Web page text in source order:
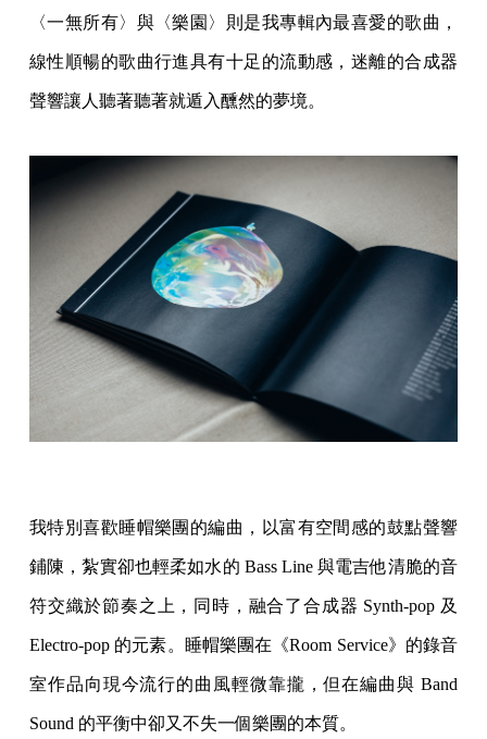
〈一無所有〉與〈樂園〉則是我專輯內最喜愛的歌曲，
線性順暢的歌曲行進具有十足的流動感，迷離的合成器
聲響讓人聽著聽著就遁入醺然的夢境。
我特別喜歡睡帽樂團的編曲，以富有空間感的鼓點聲響
鋪陳，紮實卻也輕柔如水的 Bass Line 與電吉他清脆的音
符交織於節奏之上，同時，融合了合成器 Synth-pop 及
Electro-pop 的元素。睡帽樂團在《Room Service》的錄音
室作品向現今流行的曲風輕微靠攏，但在編曲與 Band
Sound 的平衡中卻又不失一個樂團的本質。